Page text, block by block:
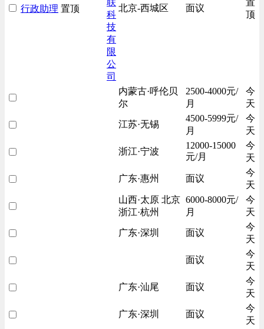
行政助理 置顶
科
技
有
限
公
司
北京-西城区 面议
顶
内蒙古·呼伦贝
尔
2500-4000元/
月
今
天
江苏·无锡
4500-5999元/
月
今
天
浙江·宁波
12000-15000
元/月
今
天
广东·惠州 面议
今
天
山西·太原 北京
浙江·杭州
6000-8000元/
月
今
天
广东·深圳 面议
今
天
面议
今
天
广东·汕尾 面议
今
天
广东·深圳 面议
今
天